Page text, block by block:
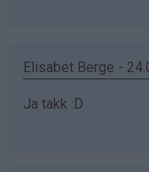
Elisabet Berge -
Ja takk :D